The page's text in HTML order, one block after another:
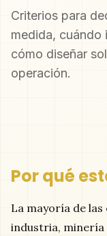
Criterios para
medida, cuándo
cómo diseñar
operación.
Por qué
La mayoría de las
industria,